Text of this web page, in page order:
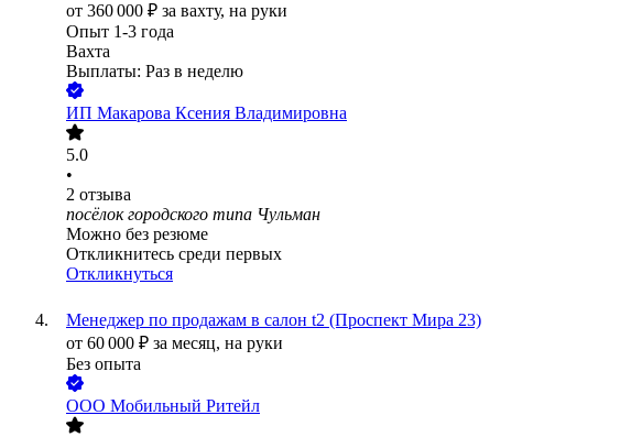
от 360 000 ₽ за вахту, на руки
Опыт 1-3 года
Вахта
Выплаты: Раз в неделю
ИП Макарова Ксения Владимировна
5.0
•
2 отзыва
посёлок городского типа Чульман
Можно без резюме
Откликнитесь среди первых
Откликнуться
Менеджер по продажам в салон t2 (Проспект Мира 23)
от 60 000 ₽ за месяц, на руки
Без опыта
ООО Мобильный Ритейл